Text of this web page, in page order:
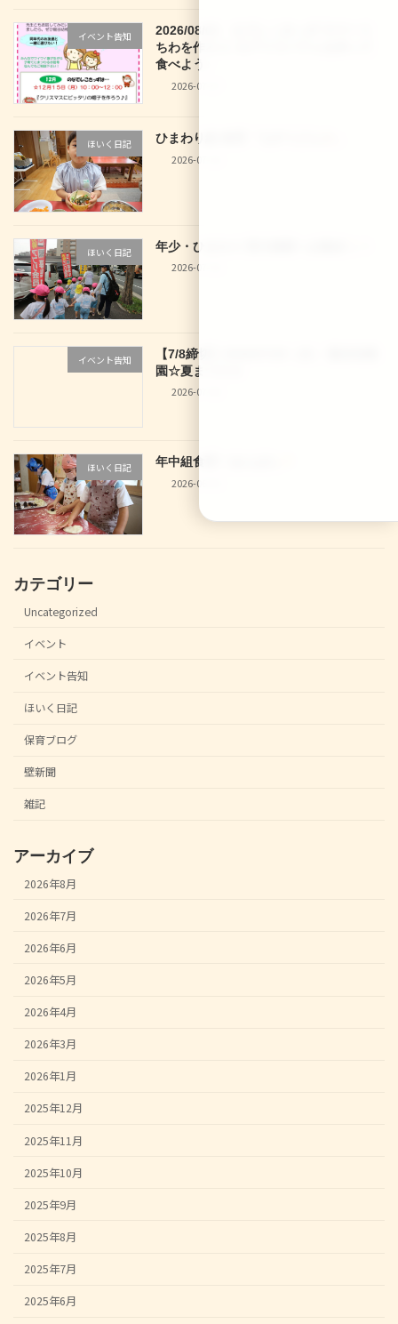
イベント告知
2026/08/03 なでしこきっず サマーう
ちわを作ろう♪＆アイスパフェを作って
食べよう♪
2026-07-27
ほいく日記 ひまわり組 食育「七夕うどん
2026-07-10
ほいく日記 年少・ひまわり 西大路駅へお散歩
2026-07-10
イベント告知
【7/8締切】2026/07/29（水） 龍谷幼稚
園☆夏まつり☆
2026-07-04
ほいく日記
年中組食育！あんぱん
2026-06-30
カテゴリー
Uncategorized
イベント
イベント告知
ほいく日記
保育ブログ
壁新聞
雑記
アーカイブ
2026年8月
2026年7月
2026年6月
2026年5月
2026年4月
2026年3月
2026年1月
2025年12月
2025年11月
2025年10月
2025年9月
2025年8月
2025年7月
2025年6月